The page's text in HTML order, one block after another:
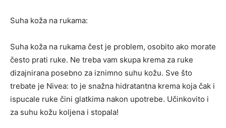
Suha koža na rukama:
Suha koža na rukama čest je problem, osobito ako morate
često prati ruke. Ne treba vam skupa krema za ruke
dizajnirana posebno za iznimno suhu kožu. Sve što
trebate je Nivea: to je snažna hidratantna krema koja čak i
ispucale ruke čini glatkima nakon upotrebe. Učinkovito i
za suhu kožu koljena i stopala!